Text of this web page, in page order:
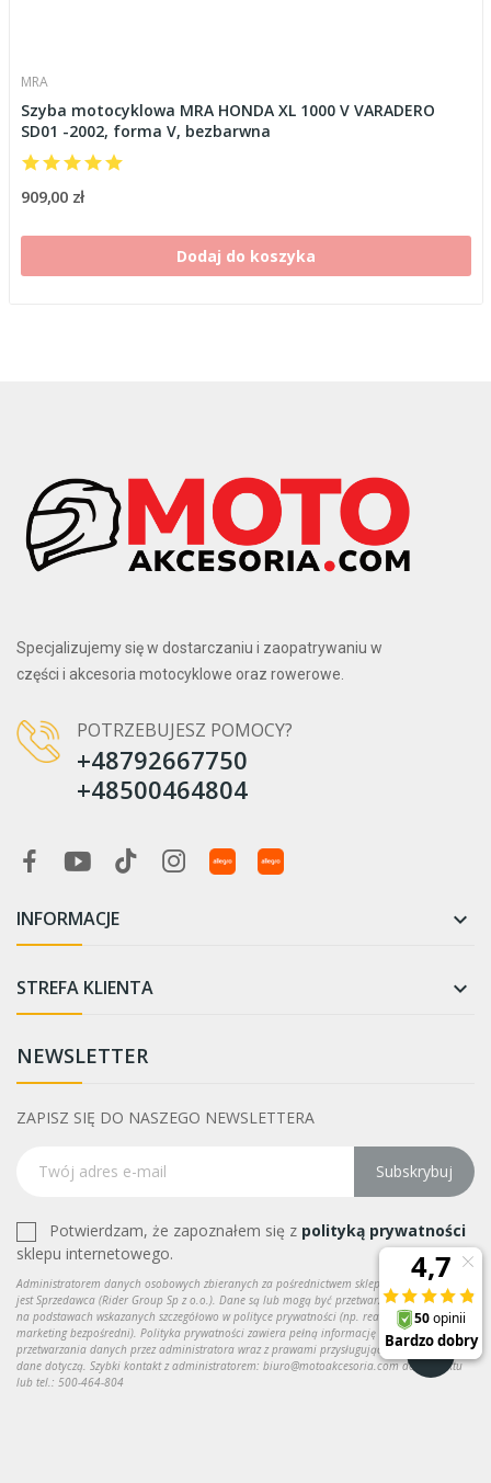
MRA
Szyba motocyklowa MRA HONDA XL 1000 V VARADERO
SD01 -2002, forma V, bezbarwna
909,00 zł
Dodaj do koszyka
Specjalizujemy się w dostarczaniu i zaopatrywaniu w
części i akcesoria motocyklowe oraz rowerowe.
POTRZEBUJESZ POMOCY?
+48792667750
+48500464804
INFORMACJE 
STREFA KLIENTA 
NEWSLETTER
ZAPISZ SIĘ DO NASZEGO NEWSLETTERA
Subskrybuj
Potwierdzam, że zapoznałem się z polityką prywatności
sklepu internetowego.
Administratorem danych osobowych zbieranych za pośrednictwem sklepu internetowego
jest Sprzedawca (Rider Group Sp z o.o.). Dane są lub mogą być przetwarzane w celach oraz
na podstawach wskazanych szczegółowo w polityce prywatności (np. realizacja umowy,
marketing bezpośredni). Polityka prywatności zawiera pełną informację na temat
przetwarzania danych przez administratora wraz z prawami przysługującymi osobie, której
dane dotyczą. Szybki kontakt z administratorem: biuro@motoakcesoria.com do kontaktu
lub tel.: 500-464-804